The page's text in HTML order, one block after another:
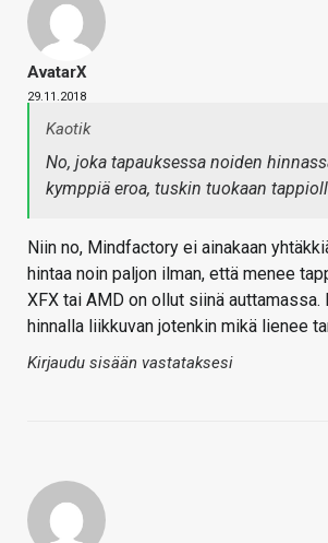
AvatarX
29.11.2018
Kaotik
No, joka tapauksessa noiden
kymppiä eroa, tuskin tuokaan
Niin no, Mindfactory ei ainakaan
hintaa noin paljon ilman, että menee
XFX tai AMD on ollut siinä auttamassa.
hinnalla liikkuvan jotenkin mikä lienee
Kirjaudu sisään vastataksesi